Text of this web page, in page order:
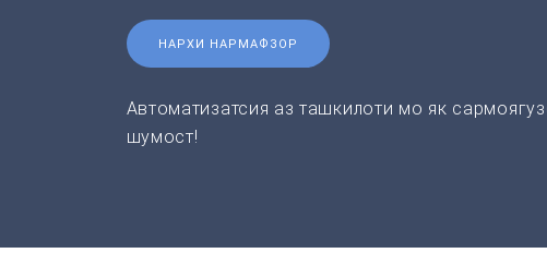
НАРХИ НАРМАФЗОР
Автоматизатсия аз ташкилоти мо як
шумост!